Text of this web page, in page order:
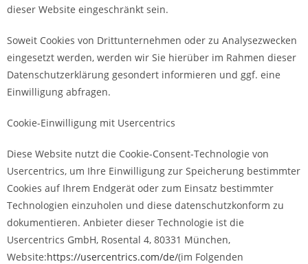
dieser Website eingeschränkt sein.
Soweit Cookies von Drittunternehmen oder zu Analysezwecken
eingesetzt werden, werden wir Sie hierüber im Rahmen dieser
Datenschutzerklärung gesondert informieren und ggf. eine
Einwilligung abfragen.
Cookie-Einwilligung mit Usercentrics
Diese Website nutzt die Cookie-Consent-Technologie von
Usercentrics, um Ihre Einwilligung zur Speicherung bestimmter
Cookies auf Ihrem Endgerät oder zum Einsatz bestimmter
Technologien einzuholen und diese datenschutzkonform zu
dokumentieren. Anbieter dieser Technologie ist die
Usercentrics GmbH, Rosental 4, 80331 München,
Website:https://usercentrics.com/de/(im Folgenden